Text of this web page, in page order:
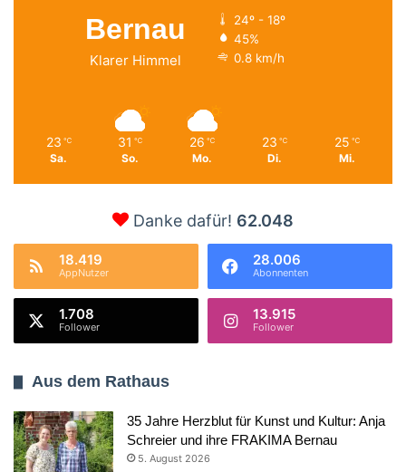
Bernau
Klarer Himmel
24º - 18º
45%
0.8 km/h
23 ℃
Sa.
31 ℃
So.
26 ℃
Mo.
23 ℃
Di.
25 ℃
Mi.
Danke dafür! 62.048
18.419
AppNutzer
28.006
Abonnenten
1.708
Follower
13.915
Follower
Aus dem Rathaus
35 Jahre Herzblut für Kunst und Kultur: Anja
Schreier und ihre FRAKIMA Bernau
5. August 2026